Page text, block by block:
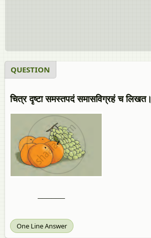
QUESTION
चित्र दृष्टा समस्तपदं समासविग्रहं च लिखत।
One Line Answer